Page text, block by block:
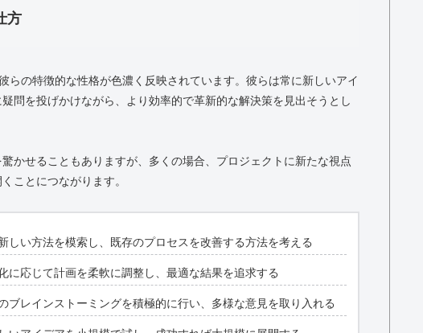
方
らの特徴的な性格が色濃く反映されています。彼らは常に新しいアイ
問を投げかけながら、より効率的で革新的な解決策を見出そうとし
かせることもありますが、多くの場合、プロジェクトに新たな視点
ことにつながります。
しい方法を模索し、既存のプロセスを改善する方法を考える
に応じて計画を柔軟に調整し、最適な結果を追求する
ブレインストーミングを積極的に行い、多様な意見を取り入れる